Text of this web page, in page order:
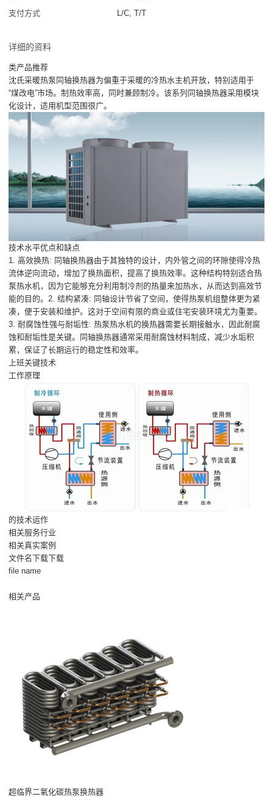
支付方式
L/C, T/T
详细的资料
类产品推荐
沈氏采暖热泵同轴换热器为偏重于采暖的冷热水主机开放，特别适用于
“煤改电”市场。制热效率高，同时兼顾制冷。该系列同轴换热器采用模块
化设计，适用机型范围很广。
技术水平优点和缺点
1. 高效换热: 同轴换热器由于其独特的设计，内外管之间的环隙使得冷热
流体逆向流动，增加了换热面积，提高了换热效率。这种结构特别适合热
泵热水机，因为它能够充分利用制冷剂的热量来加热水，从而达到高效节
能的目的。2. 结构紧凑: 同轴设计节省了空间，使得热泵机组整体更为紧
凑，便于安装和维护。这对于空间有限的商业或住宅安装环境尤为重要。
3. 耐腐蚀性强与耐垢性: 热泵热水机的换热器需要长期接触水，因此耐腐
蚀和耐垢性是关键。同轴换热器通常采用耐腐蚀材料制成，减少水垢积
累，保证了长期运行的稳定性和效率。
上班关键技术
工作原理
的技术运作
相关服务行业
相关真实案例
文件名下载下载
file name
相关产品
超临界二氧化碳热泵换热器